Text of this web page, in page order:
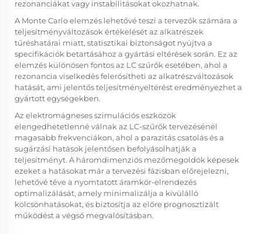
rezonanciákat vagy instabilitásokat okozhatnak.
A Monte Carlo elemzés lehetővé teszi a tervezők számára a
teljesítményváltozások értékelését az alkatrészek
tűréshatárai miatt, statisztikai biztonságot nyújtva a
specifikációk betartásához a gyártási eltérések során. Ez az
elemzés különösen fontos az LC szűrők esetében, ahol a
rezonancia viselkedés felerősítheti az alkatrészváltozások
hatását, ami jelentős teljesítményeltérést eredményezhet a
gyártott egységekben.
Az elektromágneses szimulációs eszközök
elengedhetetlenné válnak az LC-szűrők tervezésénél
magasabb frekvenciákon, ahol a parazitás csatolás és a
sugárzási hatások jelentősen befolyásolhatják a
teljesítményt. A háromdimenziós mezőmegoldók képesek
ezeket a hatásokat már a tervezési fázisban előrejelezni,
lehetővé téve a nyomtatott áramkör-elrendezés
optimalizálását, amely minimalizálja a kívülálló
kölcsönhatásokat, és biztosítja az előre prognosztizált
működést a végső megvalósításban.